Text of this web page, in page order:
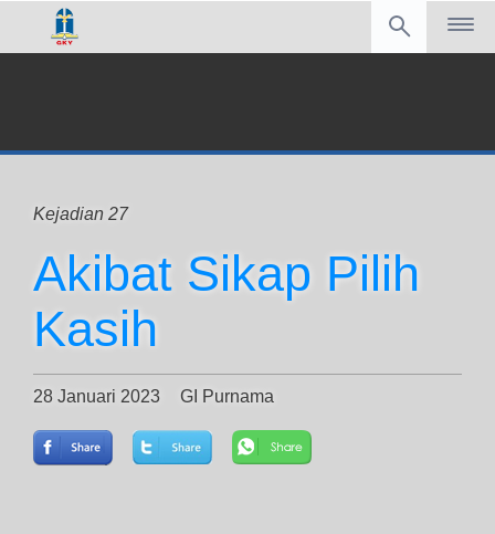
Kejadian 27
Akibat Sikap Pilih
Kasih
28 Januari 2023 GI Purnama